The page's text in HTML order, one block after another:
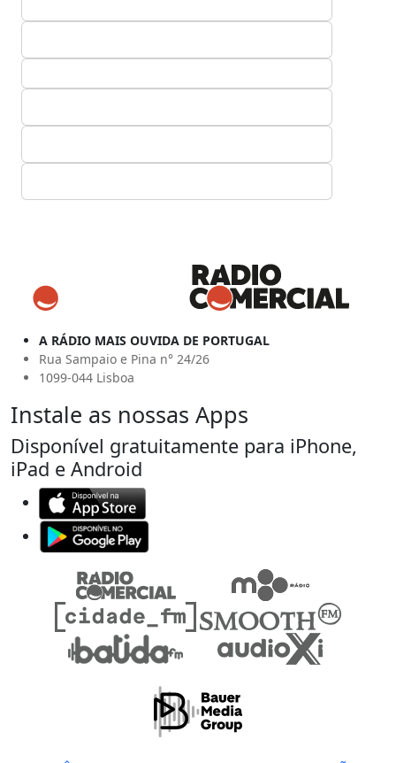
A RÁDIO MAIS OUVIDA DE PORTUGAL
Rua Sampaio e Pina n° 24/26
1099-044 Lisboa
Instale as nossas Apps
Disponível gratuitamente para iPhone,
iPad e Android